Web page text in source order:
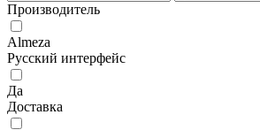
Производитель
Almeza
Русский интерфейс
Да
Доставка